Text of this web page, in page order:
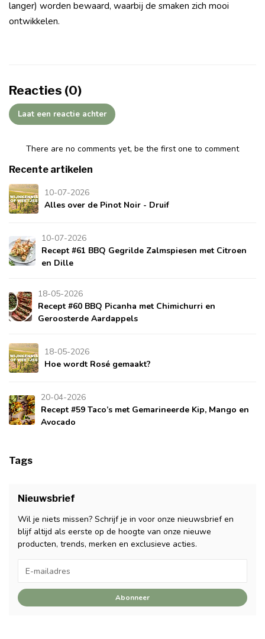
langer) worden bewaard, waarbij de smaken zich mooi
ontwikkelen.
Reacties (0)
Laat een reactie achter
There are no comments yet, be the first one to comment
Recente artikelen
10-07-2026
Alles over de Pinot Noir - Druif
10-07-2026
Recept #61 BBQ Gegrilde Zalmspiesen met Citroen
en Dille
18-05-2026
Recept #60 BBQ Picanha met Chimichurri en
Geroosterde Aardappels
18-05-2026
Hoe wordt Rosé gemaakt?
20-04-2026
Recept #59 Taco’s met Gemarineerde Kip, Mango en
Avocado
Tags
Nieuwsbrief
Wil je niets missen? Schrijf je in voor onze nieuwsbrief en
blijf altijd als eerste op de hoogte van onze nieuwe
producten, trends, merken en exclusieve acties.
Abonneer